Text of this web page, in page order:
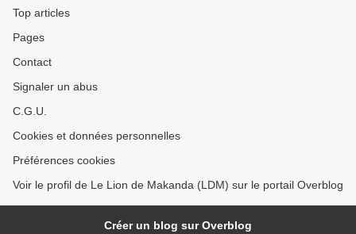
POURSUIVI ET DISSOUS
Top articles
Pages
Contact
Signaler un abus
C.G.U.
Cookies et données personnelles
Préférences cookies
Voir le profil de Le Lion de Makanda (LDM) sur le portail Overblog
Créer un blog sur Overblog